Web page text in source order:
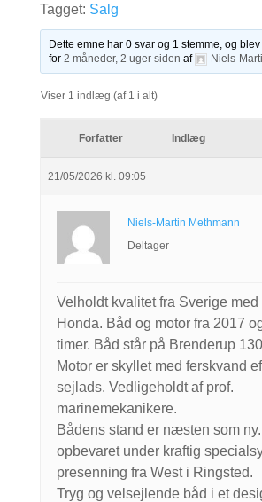
Tagget: Salg
Dette emne har 0 svar og 1 stemme, og
for 2 måneder, 2 uger siden af Niels-
Viser 1 indlæg (af 1 i alt)
Forfatter Indlæg
21/05/2026 kl. 09:05
Niels-Martin Methmann
Deltager
Velholdt kvalitet fra Sverige med
Honda. Båd og motor fra 2017
timer. Båd står på Brenderup
Motor er skyllet med ferskvand
sejlads. Vedligeholdt af prof.
marinemekanikere.
Bådens stand er næsten som
opbevaret under kraftig
presenning fra West i Ringsted.
Tryg og velsejlende båd i et